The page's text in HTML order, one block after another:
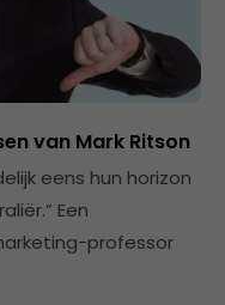
van Mark Ritson
eens hun horizon
Een
professor